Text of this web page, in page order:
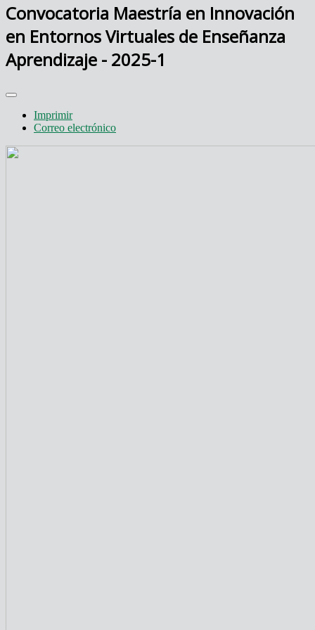
Convocatoria Maestría en Innovación
en Entornos Virtuales de Enseñanza
Aprendizaje - 2025-1
Imprimir
Correo electrónico